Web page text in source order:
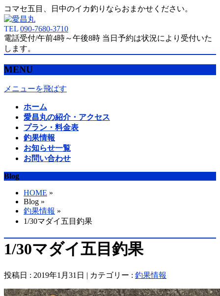
コマセ五目、日中のイカ釣りならおまかせください。
TEL 090-7680-3710
電話受付/午前4時～午後8時 当日予約は状況により受付いた
します。
MENU
メニューを飛ばす
ホーム
愛昌丸の紹介・アクセス
プラン・料金表
釣果情報
お知らせ一覧
お問い合わせ
Blog
HOME »
Blog »
釣果情報 »
1/30マダイ五目釣果
1/30マダイ五目釣果
投稿日 : 2019年1月31日 | カテゴリー : 釣果情報